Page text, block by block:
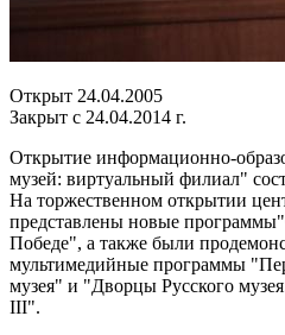
Открыт 24.04.2005
Закрыт с 24.04.2014 г.
Открытие информационно-
музей: виртуальный филиал"
На торжественном открытии
представлены новые
Победе", а также были
мультимедийные программы
музея" и "Дворцы Русского
III".